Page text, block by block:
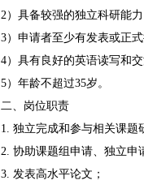
2）具备较强的独立科研能
3）申请者至少有发表或正式
4）具有良好的英语读写和交
5）年龄不超过35岁。
二、岗位职责
1. 独立完成和参与相关课题
2. 协助课题组申请、独立申
3. 发表高水平论文；